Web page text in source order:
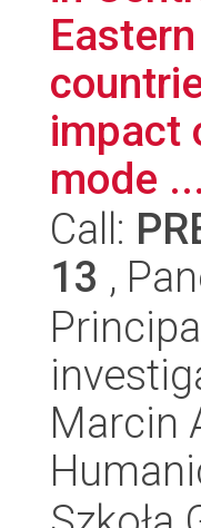
impact
mode ...
Call:
13 ,
Marcin